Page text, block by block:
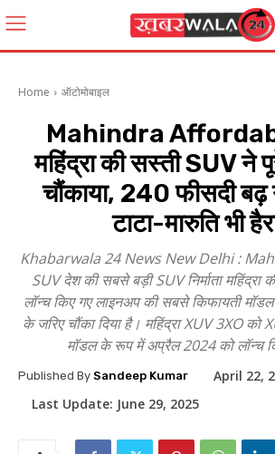
Home ऑटोमोबाइल
Mahindra
महिंद्रा की सस्ती SUV ने
चौंकाया, 240 फीसदी बढ़
टाटा-मारुति भी
Khabarwala 24 News New Delhi :
SUV देश की सबसे बड़ी SUV निर्माता
लॉन्च किए गए लाइनअप की सबसे किफायती
के जरिए चौंका दिया है। महिंद्रा XUV 3XO
मॉडल के रूप में अप्रैल 2024 को लॉन्च
Published By Sandeep Kumar
April 22,
Last Update: June 29, 2025